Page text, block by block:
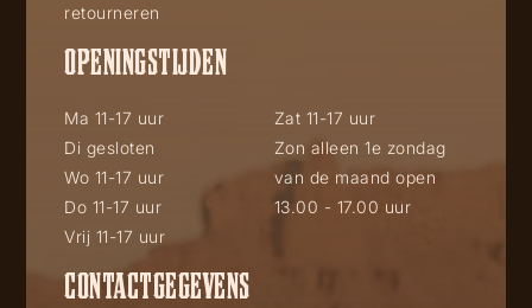
retourneren
OPENINGSTIJDEN
Ma 11-17 uur
Di gesloten
Wo 11-17 uur
Do 11-17 uur
Vrij 11-17 uur
Zat 11-17 uur
Zon alleen 1e zondag
van de maand open
13.00 - 17.00 uur
CONTACTGEGEVENS